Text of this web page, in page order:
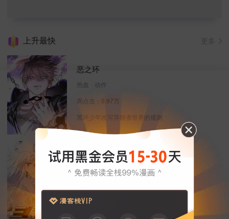
上升最快
恶之环
热血 动作
周点击： 8.97万
黑环少年改写异能者世界的规则
三眼哮天录
恋爱 热血 玄幻
天神下凡来除妖